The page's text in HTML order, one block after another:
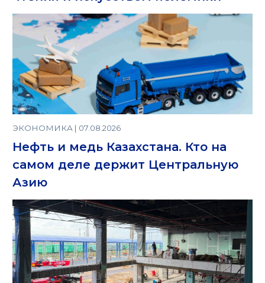
ЭКОНОМИКА | 07.08.2026
Нефть и медь Казахстана. Кто на
самом деле держит Центральную
Азию